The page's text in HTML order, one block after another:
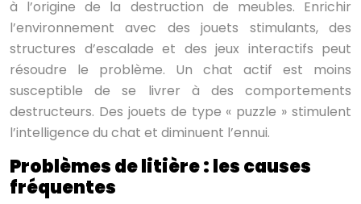
à l’origine de la destruction de meubles. Enrichir
l’environnement avec des jouets stimulants, des
structures d’escalade et des jeux interactifs peut
résoudre le problème. Un chat actif est moins
susceptible de se livrer à des comportements
destructeurs. Des jouets de type « puzzle » stimulent
l’intelligence du chat et diminuent l’ennui.
Problèmes de litière : les causes
fréquentes